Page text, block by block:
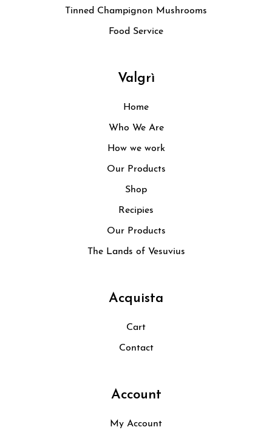
Tinned Champignon Mushrooms
Food Service
Valgrì
Home
Who We Are
How we work
Our Products
Shop
Recipies
Our Products
The Lands of Vesuvius
Acquista
Cart
Contact
Account
My Account